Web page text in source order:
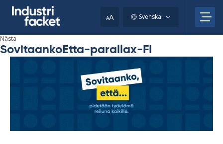
AA Svenska
Nästa
SovitaankoEtta-parallax-FI